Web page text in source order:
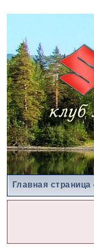
Главная страница